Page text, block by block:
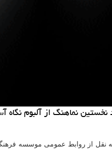
نخستین نماهنگ از آلبوم